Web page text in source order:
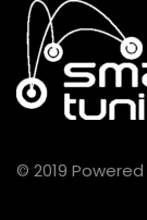
© 2019